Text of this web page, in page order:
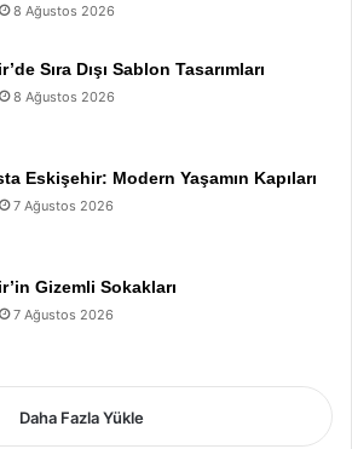
8 Ağustos 2026
Sıra Dışı Sablon Tasarımları
8 Ağustos 2026
Eskişehir: Modern Yaşamın Kapıları
7 Ağustos 2026
Gizemli Sokakları
7 Ağustos 2026
Daha Fazla Yükle